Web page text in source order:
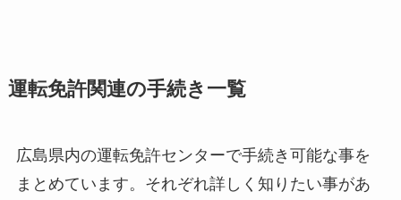
運転免許関連の手続き一覧
広島県内の運転免許センターで手続き可能な事を
まとめています。それぞれ詳しく知りたい事があ